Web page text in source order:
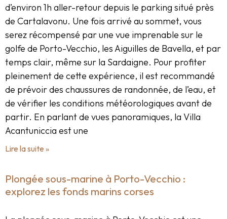
d’environ 1h aller-retour depuis le parking situé près
de Cartalavonu. Une fois arrivé au sommet, vous
serez récompensé par une vue imprenable sur le
golfe de Porto-Vecchio, les Aiguilles de Bavella, et par
temps clair, même sur la Sardaigne. Pour profiter
pleinement de cette expérience, il est recommandé
de prévoir des chaussures de randonnée, de l’eau, et
de vérifier les conditions météorologiques avant de
partir. En parlant de vues panoramiques, la Villa
Acantuniccia est une
Lire la suite »
Plongée sous-marine à Porto-Vecchio :
explorez les fonds marins corses